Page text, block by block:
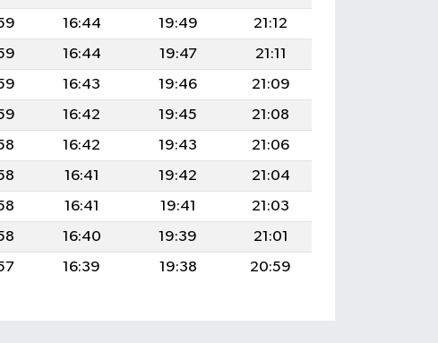
16:44 19:49
21:12
16:44 19:47
21:11
16:43 19:46
21:09
16:42 19:45
21:08
16:42 19:43
21:06
16:41 19:42
21:04
16:41 19:41
21:03
16:40 19:39
21:01
16:39 19:38 20:59